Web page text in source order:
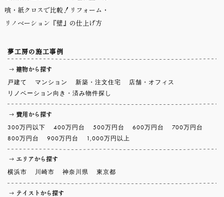
喰・紙クロスで比較！リフォーム・
リノベーション『壁』の仕上げ方
夢工房の施工事例
建物から探す
戸建て 新築・注文住宅
店舗・オフィス
リノベーション向き・済み物件探し
費用から探す
300万円以下 400万円台 500万円台 600万円台
700万円台
800万円台
900万円台 1,000万円以上
エリアから探す
横浜市 川崎市 神奈川県 東京都
テイストから探す